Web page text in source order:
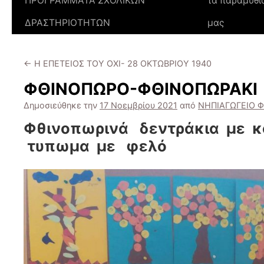
ΔΡΑΣΤΗΡΙΟΤΗΤΩΝ
μας
← Η ΕΠΕΤΕΙΟΣ ΤΟΥ ΟΧΙ- 28 ΟΚΤΩΒΡΙΟΥ 1940
ΦΘΙΝΟΠΩΡΟ-ΦΘΙΝΟΠΩΡΑΚΙ
Δημοσιεύθηκε την 17 Νοεμβρίου 2021 από ΝΗΠΙΑΓΩΓΕΙΟ
Φθινοπωρινά δεντράκια με
τυπωμα με φελό